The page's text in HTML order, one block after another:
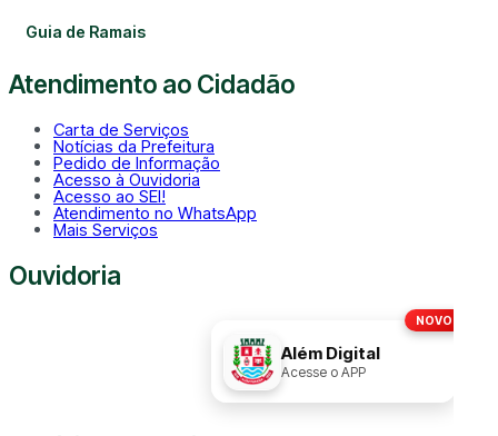
Guia de Ramais
Atendimento ao Cidadão
Carta de Serviços
Notícias da Prefeitura
Pedido de Informação
Acesso à Ouvidoria
Acesso ao SEI!
Atendimento no WhatsApp
Mais Serviços
Ouvidoria
NOVO!
Além Digital
Acesse o APP